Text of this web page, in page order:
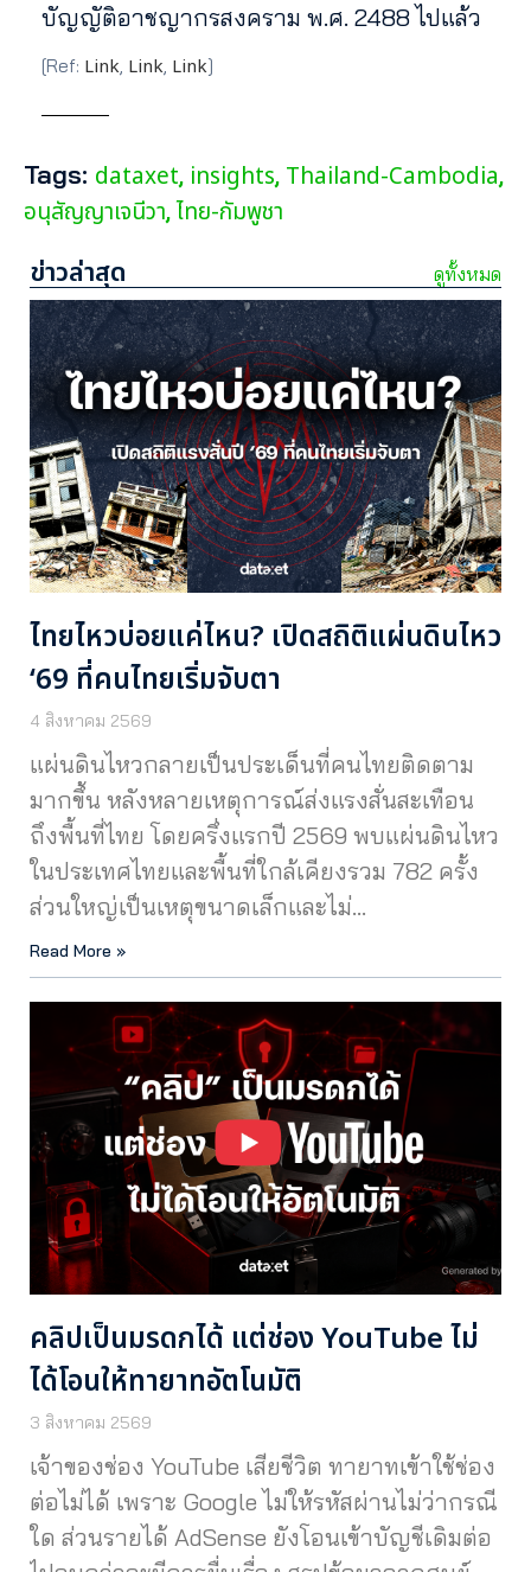
บัญญัติอาชญากรสงคราม พ.ศ. 2488 ไปแล้ว
[Ref: Link, Link, Link]
Tags: dataxet, insights, Thailand-Cambodia,
อนุสัญญาเจนีวา,ไทย-กัมพูชา
ข่าวล่าสุด ดูทั้งหมด
ไทยไหวบ่อยแค่ไหน? เปิดสถิติแผ่นดินไหว
‘69 ที่คนไทยเริ่มจับตา
4 สิงหาคม 2569
แผ่นดินไหวกลายเป็นประเด็นที่คนไทยติดตาม
มากขึ้น หลังหลายเหตุการณ์ส่งแรงสั่นสะเทือน
ถึงพื้นที่ไทย โดยครึ่งแรกปี 2569 พบแผ่นดินไหว
ในประเทศไทยและพื้นที่ใกล้เคียงรวม 782 ครั้ง
ส่วนใหญ่เป็นเหตุขนาดเล็กและไม่…
Read More »
คลิปเป็นมรดกได้ แต่ช่อง YouTube ไม่
ได้โอนให้ทายาทอัตโนมัติ
3 สิงหาคม 2569
เจ้าของช่อง YouTube เสียชีวิต ทายาทเข้าใช้ช่อง
ต่อไม่ได้ เพราะ Google ไม่ให้รหัสผ่านไม่ว่ากรณี
ใด ส่วนรายได้ AdSense ยังโอนเข้าบัญชีเดิมต่อ